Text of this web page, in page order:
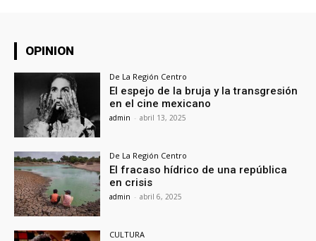
OPINION
De La Región Centro
El espejo de la bruja y la transgresión
en el cine mexicano
admin - abril 13, 2025
De La Región Centro
El fracaso hídrico de una república
en crisis
admin - abril 6, 2025
CULTURA